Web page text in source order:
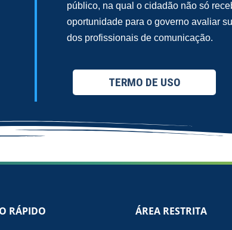
público, na qual o cidadão não só
oportunidade para o governo avaliar
dos profissionais de comunicação.
TERMO DE USO
RÁPIDO ÁREA RESTRITA